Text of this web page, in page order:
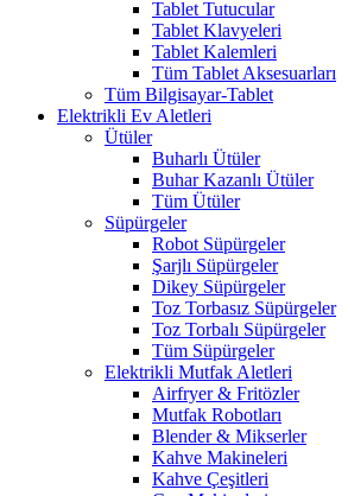
Tablet Tutucular
Tablet Klavyeleri
Tablet Kalemleri
Tüm Tablet Aksesuarları
Tüm Bilgisayar-Tablet
Elektrikli Ev Aletleri
Ütüler
Buharlı Ütüler
Buhar Kazanlı Ütüler
Tüm Ütüler
Süpürgeler
Robot Süpürgeler
Şarjlı Süpürgeler
Dikey Süpürgeler
Toz Torbasız Süpürgeler
Toz Torbalı Süpürgeler
Tüm Süpürgeler
Elektrikli Mutfak Aletleri
Airfryer & Fritözler
Mutfak Robotları
Blender & Mikserler
Kahve Makineleri
Kahve Çeşitleri